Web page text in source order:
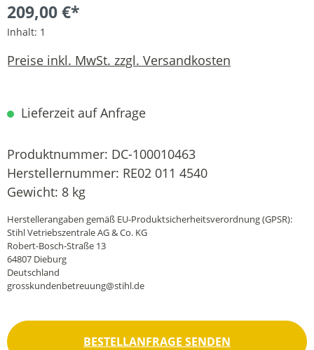
209,00 €*
Inhalt: 1
Preise inkl. MwSt. zzgl. Versandkosten
Lieferzeit auf Anfrage
Produktnummer: DC-100010463
Herstellernummer: RE02 011 4540
Gewicht: 8 kg
Herstellerangaben gemäß EU-Produktsicherheitsverordnung (GPSR):
Stihl Vetriebszentrale AG & Co. KG
Robert-Bosch-Straße 13
64807 Dieburg
Deutschland
grosskundenbetreuung@stihl.de
BESTELLANFRAGE SENDEN